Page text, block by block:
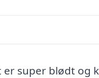
er super blødt og